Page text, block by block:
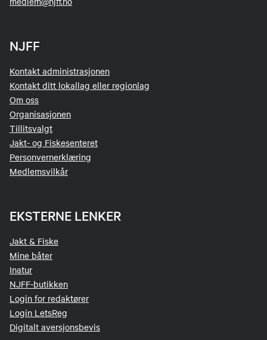
NJFF
Kontakt administrasjonen
Kontakt ditt lokallag eller regionlag
Om oss
Organisasjonen
Tillitsvalgt
Jakt- og Fiskesenteret
Personvernerklæring
Medlemsvilkår
EKSTERNE LENKER
Jakt & Fiske
Mine båter
Inatur
NJFF-butikken
Login for redaktører
Login LetsReg
Digitalt aversjonsbevis